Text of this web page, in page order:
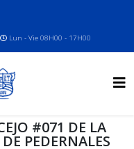
Lun - Vie 08H00 - 17H00
#071 DE LA
PEDERNALES